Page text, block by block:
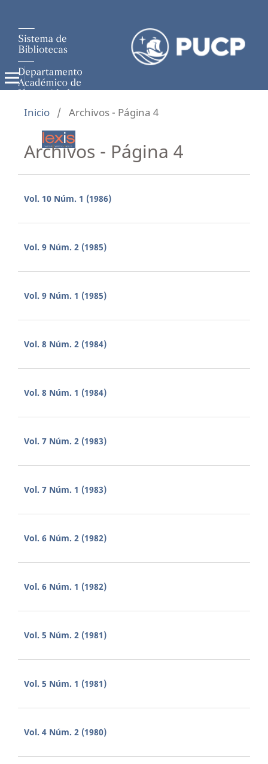
Inicio / Archivos - Página 4
Archivos - Página 4
Vol. 10 Núm. 1 (1986)
Vol. 9 Núm. 2 (1985)
Vol. 9 Núm. 1 (1985)
Vol. 8 Núm. 2 (1984)
Vol. 8 Núm. 1 (1984)
Vol. 7 Núm. 2 (1983)
Vol. 7 Núm. 1 (1983)
Vol. 6 Núm. 2 (1982)
Vol. 6 Núm. 1 (1982)
Vol. 5 Núm. 2 (1981)
Vol. 5 Núm. 1 (1981)
Vol. 4 Núm. 2 (1980)